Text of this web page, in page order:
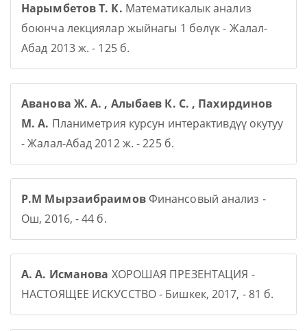
Нарымбетов Т. К. Математикалык анализ
боюнча лекциялар жыйнагы 1 бөлүк - Жалал-
Абад 2013 ж. - 125 б.
Аванова Ж. А. , Алыбаев К. С. , Пахирдинов
М. А. Планиметрия курсун интерактивдүү окутуу
- Жалал-Абад 2012 ж. - 225 б.
Р.М МырзаибраимовФинансовый анализ -
Ош, 2016, - 44 б.
А. А. Исманова ХОРОШАЯ ПРЕЗЕНТАЦИЯ -
НАСТОЯЩЕЕ ИСКУССТВО - Бишкек, 2017, - 81 б.